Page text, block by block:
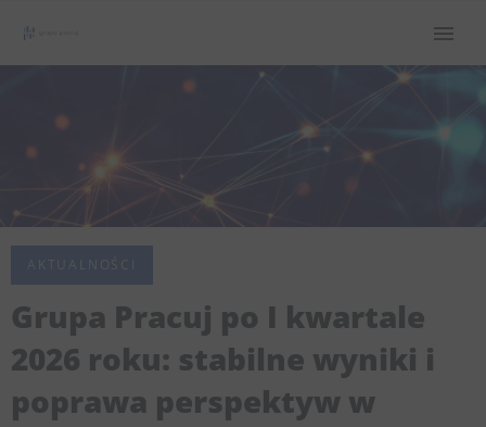
AKTUALNOŚCI
Grupa Pracuj po I kwartale
2026 roku: stabilne wyniki i
poprawa perspektyw w